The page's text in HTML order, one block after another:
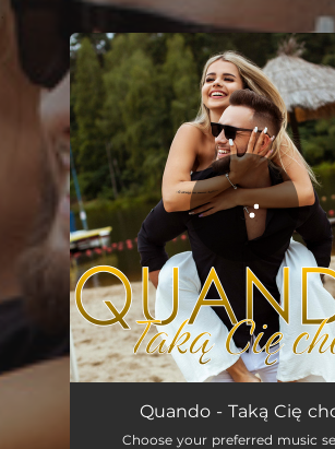
You're all set!
Taką Cię chcę
Quando - Taką Cię
Choose your preferred music